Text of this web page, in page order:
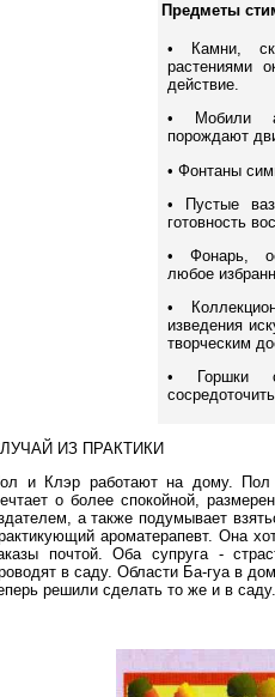
Предметы
• Камни,
растениями
действие.
• Мобили
порождают
• Фонтаны
• Пустые
готовность
• Фонарь,
любое
•
изведения
творческим
• Горшки с
ИЗ ПРАКТИКИ
и Клэр работают на дому.
о более спокойной,
а также подумывает
ароматерапевт. Она
почтой. Оба супруга -
в саду. Области Ба-гуа в
решили сделать то же и в саду.